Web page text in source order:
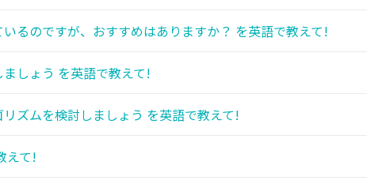
るのですが、おすすめはありますか？ を英語で教えて!
しょう を英語で教えて!
ズムを検討しましょう を英語で教えて!
えて!